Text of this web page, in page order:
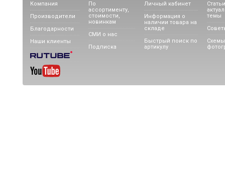
Компания
Производители
Благодарности
Наши клиенты
По
ассортименту,
стоимости,
новинкам
СМИ о нас
Подписка
Личный кабинет
Информация о
наличии товара на
складе
Быстрый поиск по
артикулу
темы